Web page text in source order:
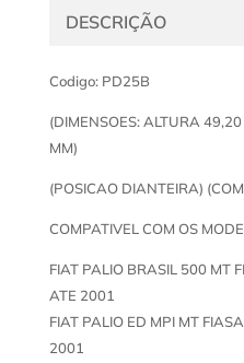
DESCRIÇÃO
Codigo: PD25B
(DIMENSOES: ALTURA
MM)
(POSICAO DIANTEIRA)
COMPATIVEL COM OS
FIAT PALIO BRASIL 500 MT
ATE 2001
FIAT PALIO ED MPI MT
2001